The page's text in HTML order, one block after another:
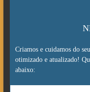
Criamos e cuidamos do
otimizado e atualizado!
abaixo: